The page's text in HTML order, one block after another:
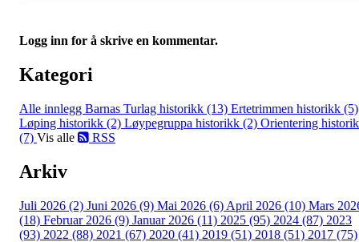
Logg inn for å skrive en kommentar.
Kategori
Alle innlegg Barnas Turlag historikk (13) Ertetrimmen historikk (5)
Løping historikk (2) Løypegruppa historikk (2) Orientering
(7) Vis alle RSS
Arkiv
Juli 2026 (2) Juni 2026 (9) Mai 2026 (6) April 2026 (10) Mars
(18) Februar 2026 (9) Januar 2026 (11) 2025 (95) 2024 (87) 2023
(93) 2022 (88) 2021 (67) 2020 (41) 2019 (51) 2018 (51) 2017 (75)